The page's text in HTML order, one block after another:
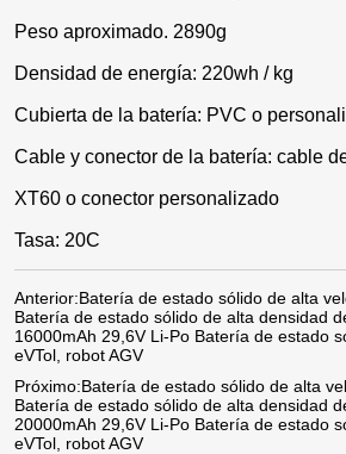
Peso aproximado. 2890g
Densidad de energía: 220wh / kg
Cubierta de la batería: PVC o
Cable y conector de la batería: cable
XT60 o conector personalizado
Tasa: 20C
Anterior:Batería de estado sólido de alta
Batería de estado sólido de alta densidad
16000mAh 29,6V Li-Po Batería de estado
eVTol, robot AGV
Próximo:Batería de estado sólido de alta
Batería de estado sólido de alta densidad
20000mAh 29,6V Li-Po Batería de estado
eVTol, robot AGV